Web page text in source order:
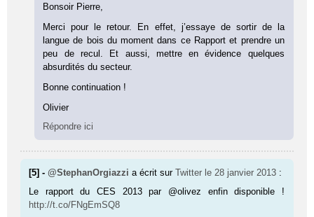
Bonsoir Pierre,
Merci pour le retour. En effet, j’essaye de sortir de la
langue de bois du moment dans ce Rapport et prendre un
peu de recul. Et aussi, mettre en évidence quelques
absurdités du secteur.
Bonne continuation !
Olivier
Répondre ici
[5] -@StephanOrgiazzi a écrit surTwitter le 28 janvier 2013 :
Le rapport du CES 2013 par @olivez enfin disponible !
http://t.co/FNgEmSQ8